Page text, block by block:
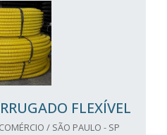
FLEXÍVEL
/ SÃO PAULO - SP